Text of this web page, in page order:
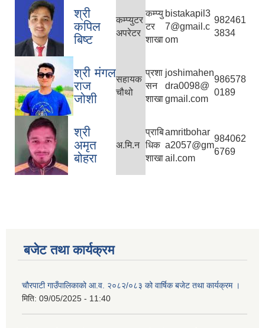
श्री
कपिल
बिष्ट
कम्प्युटर
अपरेटर
कम्प्यु
टर
शाखा
bistakapil3
7@gmail.c
om
982461
3834
श्री मंगल
राज
जोशी
सहायक
चौथो
प्रशा
सन
शाखा
joshimahen
dra0098@
gmail.com
986578
0189
श्री
अमृत
बोहरा
अ.मि.न
प्राबि
धिक
शाखा
amritbohar
a2057@gm
ail.com
984062
6769
बजेट तथा कार्यक्रम
चौरपाटी गाउँपालिकाको आ.व. २०८२/०८३ को वार्षिक बजेट तथा कार्यक्रम ।
मिति: 09/05/2025 - 11:40